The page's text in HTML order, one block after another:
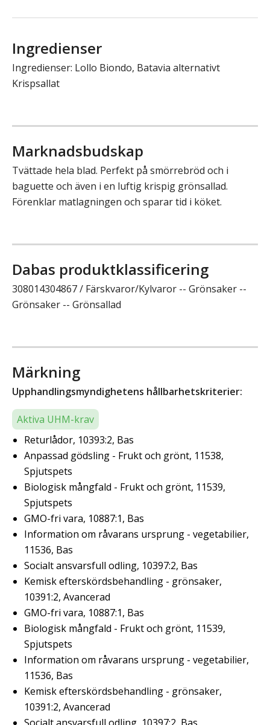
Ingredienser
Ingredienser: Lollo Biondo, Batavia alternativt
Krispsallat
Marknadsbudskap
Tvättade hela blad. Perfekt på smörrebröd och i
baguette och även i en luftig krispig grönsallad.
Förenklar matlagningen och sparar tid i köket.
Dabas produktklassificering
308014304867 / Färskvaror/Kylvaror -- Grönsaker --
Grönsaker -- Grönsallad
Märkning
Upphandlingsmyndighetens hållbarhetskriterier:
Aktiva UHM-krav
Returlådor, 10393:2, Bas
Anpassad gödsling - Frukt och grönt, 11538,
Spjutspets
Biologisk mångfald - Frukt och grönt, 11539,
Spjutspets
GMO-fri vara, 10887:1, Bas
Information om råvarans ursprung - vegetabilier,
11536, Bas
Socialt ansvarsfull odling, 10397:2, Bas
Kemisk efterskördsbehandling - grönsaker,
10391:2, Avancerad
GMO-fri vara, 10887:1, Bas
Biologisk mångfald - Frukt och grönt, 11539,
Spjutspets
Information om råvarans ursprung - vegetabilier,
11536, Bas
Kemisk efterskördsbehandling - grönsaker,
10391:2, Avancerad